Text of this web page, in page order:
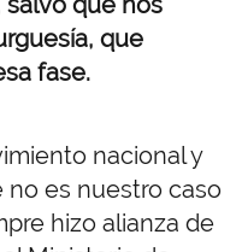
que
fase.
nacional y
no es nuestro caso
hizo alianza de